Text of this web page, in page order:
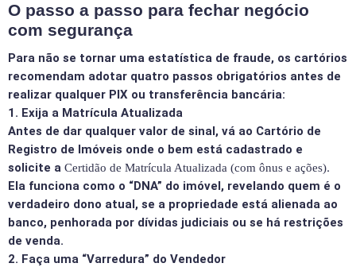
O passo a passo para fechar negócio
com segurança
Para não se tornar uma estatística de fraude, os cartórios
recomendam adotar quatro passos obrigatórios antes de
realizar qualquer PIX ou transferência bancária:
1. Exija a Matrícula Atualizada
Antes de dar qualquer valor de sinal, vá ao Cartório de
Registro de Imóveis onde o bem está cadastrado e
solicite a Certidão de Matrícula Atualizada (com ônus e ações).
Ela funciona como o “DNA” do imóvel, revelando quem é o
verdadeiro dono atual, se a propriedade está alienada ao
banco, penhorada por dívidas judiciais ou se há restrições
de venda.
2. Faça uma “Varredura” do Vendedor